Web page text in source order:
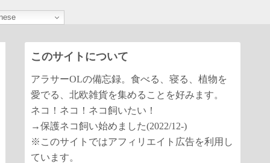
このサイトについて
アラサーOLの備忘録。食べる、寝る、植物を
愛でる、北欧雑貨を集めることを好みます。
ネコ！ネコ！ネコ飼いたい！
→保護ネコ飼い始めました(2022/12-)
※このサイトではアフィリエイト広告を利用し
ています。